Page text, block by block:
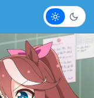
Claro